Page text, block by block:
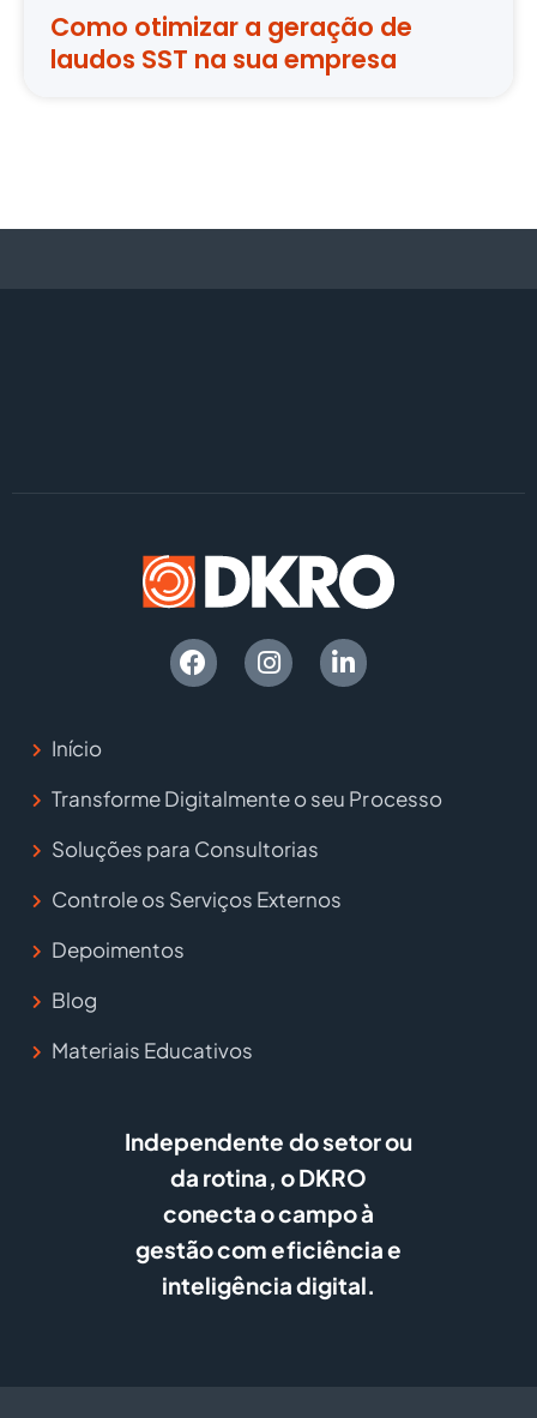
Como otimizar a geração de
laudos SST na sua empresa
Início
Transforme Digitalmente o seu Processo
Soluções para Consultorias
Controle os Serviços Externos
Depoimentos
Blog
Materiais Educativos
Independente do setor ou
da rotina, o DKRO
conecta o campo à
gestão com eficiência e
inteligência digital.